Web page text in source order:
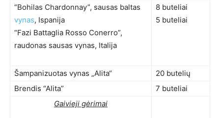
“Bohilas Chardonnay”, sausas baltas
vynas, Ispanija
“Fazi Battaglia Rosso Conerro”,
raudonas sausas vynas, Italija
8 buteliai
5 buteliai
Šampanizuotas vynas „Alita“
20 butelių
Brendis “Alita”
7 buteliai
Gaivieji gėrimai